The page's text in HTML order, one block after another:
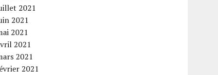
2021
2021
2021
2021
2021
2021